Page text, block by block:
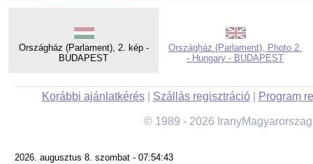
Országház (Parlament), 2. kép -
BUDAPEST
Országház (Parlament), Photo 2.
- Hungary - BUDAPEST
Korábbi ajánlatkérés| Szállás regisztráció| Program
© 1989 - 2026
2026. augusztus 8. szombat - 07:54:43